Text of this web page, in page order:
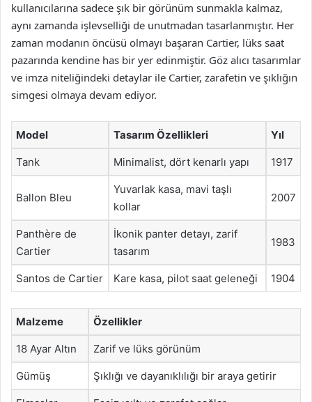
kullanıcılarına sadece şık bir görünüm sunmakla kalmaz,
aynı zamanda işlevselliği de unutmadan tasarlanmıştır. Her
zaman modanın öncüsü olmayı başaran Cartier, lüks saat
pazarında kendine has bir yer edinmiştir. Göz alıcı tasarımlar
ve imza niteliğindeki detaylar ile Cartier, zarafetin ve şıklığın
simgesi olmaya devam ediyor.
Model Tasarım Özellikleri Yıl
Tank Minimalist, dört kenarlı yapı 1917
Ballon Bleu
Yuvarlak kasa, mavi taşlı
kollar
2007
Panthère de
Cartier
İkonik panter detayı, zarif
tasarım
1983
Santos de Cartier Kare kasa, pilot saat geleneği 1904
Malzeme Özellikler
18 Ayar Altın Zarif ve lüks görünüm
Gümüş Şıklığı ve dayanıklılığı bir araya getirir